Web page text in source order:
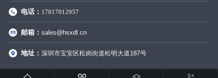
电话： 17817012957
邮箱：sales@hsxdl.cn
地址：深圳市宝安区松岗街道松明大道187号